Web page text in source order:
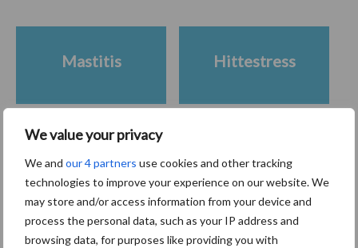
We value your privacy
We and our 4 partners use cookies and other tracking
technologies to improve your experience on our website. We
may store and/or access information from your device and
process the personal data, such as your IP address and
browsing data, for purposes like providing you with
Primaire
Recent nieuws Partner nieuws
Mastitis Hittestress
Toon meer